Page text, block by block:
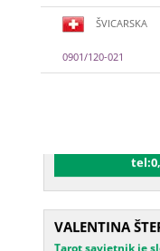
ŠVICARSKA
0901/120-021
VIKTORIJA / Kod
Tarot savjetnik je
VALENTINA
Tarot savjetnik je